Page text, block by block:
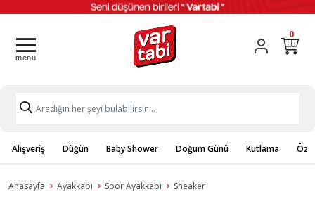
0
Alışveriş Düğün Baby Shower Doğum Günü Kutlama
Anasayfa Ayakkabı Spor Ayakkabı Sneaker